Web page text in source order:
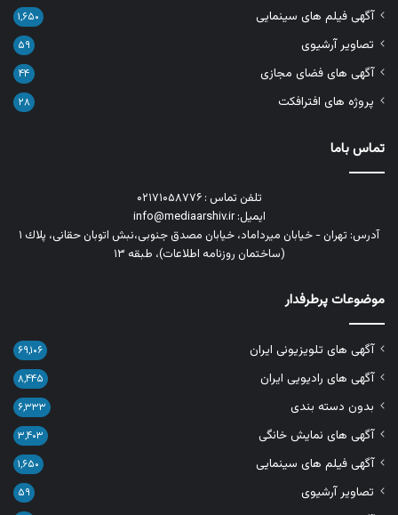
آگهی فیلم های سینمایی ۱,۶۵۰
تصاویر آرشیوی ۵۹
آگهی های فضای مجازی ۴۴
پروژه های افترافکت ۲۸
تماس باما
تلفن تماس : ۰۲۱۷۱۰۵۸۷۷۶
ایمیل: info@mediaarshiv.ir
آدرس: تهران - خیابان میرداماد، خیابان مصدق جنوبی،نبش اتوبان حقانی، پلاك ١
(ساختمان روزنامه اطلاعات)، طبقه ۱۳
موضوعات پرطرفدار
آگهی های تلویزیونی ایران ۶۹,۱۰۶
آگهی های رادیویی ایران ۸,۴۴۵
بدون دسته بندی ۶,۳۳۳
آگهی های نمایش خانگی ۳,۴۰۳
آگهی فیلم های سینمایی ۱,۶۵۰
تصاویر آرشیوی ۵۹